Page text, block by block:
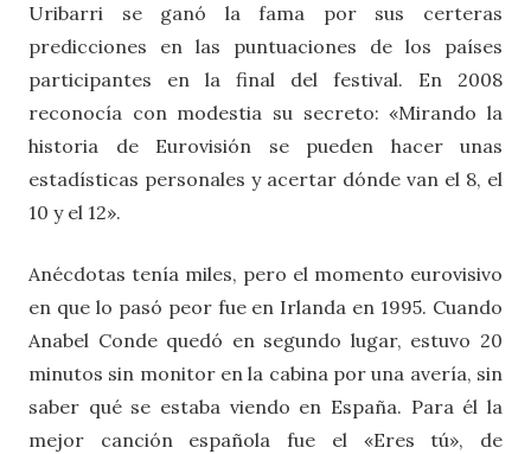
Uribarri se ganó la fama por sus certeras
predicciones en las puntuaciones de los países
participantes en la final del festival. En 2008
reconocía con modestia su secreto: «Mirando la
historia de Eurovisión se pueden hacer unas
estadísticas personales y acertar dónde van el 8, el
10 y el 12».
Anécdotas tenía miles, pero el momento eurovisivo
en que lo pasó peor fue en Irlanda en 1995. Cuando
Anabel Conde quedó en segundo lugar, estuvo 20
minutos sin monitor en la cabina por una avería, sin
saber qué se estaba viendo en España. Para él la
mejor canción española fue el «Eres tú», de